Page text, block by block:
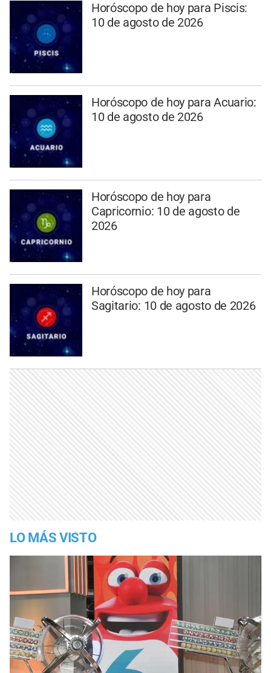
Horóscopo de hoy para Piscis:
10 de agosto de 2026
Horóscopo de hoy para Acuario:
10 de agosto de 2026
Horóscopo de hoy para
Capricornio: 10 de agosto de
2026
Horóscopo de hoy para
Sagitario: 10 de agosto de 2026
LO MÁS VISTO